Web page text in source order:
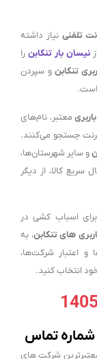
تلفنی نیاز داشته
نیسان بار تنکابن را
تنکابن و سپردن
است.
معتبر، نام‌های
جستجو می‌کنند.
و سایر شهرستان‌ها،
سریع کالا، از دیگر
اسباب کشی در
های تنکابن، به
اعتبار شرکت‌ها،
انتخاب کنید.
شماره تماس
شرکت های